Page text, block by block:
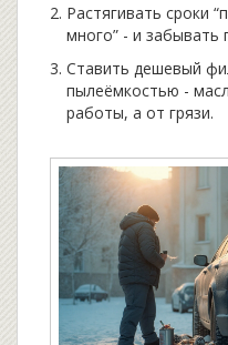
Растягивать сроки
много” - и забывать
Ставить дешевый
пылеёмкостью -
работы, а от грязи.